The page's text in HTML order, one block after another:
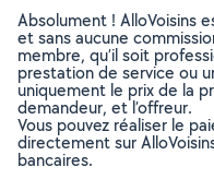
Absolument ! AlloVoisins
et sans aucune
membre, qu’il soit
prestation de service ou
uniquement le prix de la
demandeur, et l’offreur.
Vous pouvez réaliser le
directement sur
bancaires.